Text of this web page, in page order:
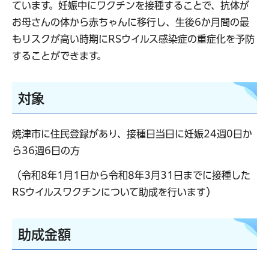
ています。妊娠中にワクチンを接種することで、抗体が
お母さんの体から赤ちゃんに移行し、生後6か月間の最
もリスクが高い時期にRSウイルス感染症の重症化を予防
することができます。
対象
焼津市に住民登録があり、接種日当日に妊娠24週0日か
ら36週6日の方
（令和8年1月1日から令和8年3月31日までに接種した
RSウイルスワクチンについて助成を行います）
助成金額